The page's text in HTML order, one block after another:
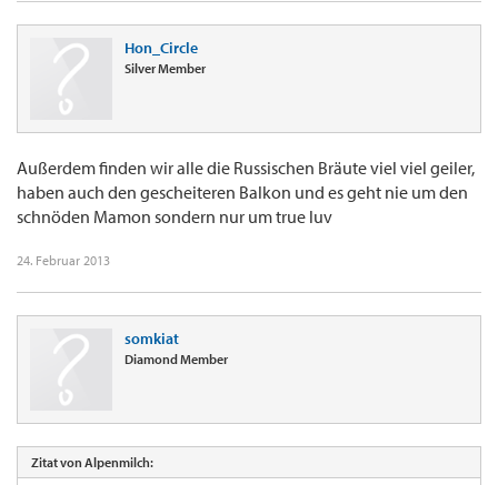
Hon_Circle
Silver Member
Außerdem finden wir alle die Russischen Bräute viel viel geiler,
haben auch den gescheiteren Balkon und es geht nie um den
schnöden Mamon sondern nur um true luv
24. Februar 2013
somkiat
Diamond Member
Zitat von Alpenmilch: